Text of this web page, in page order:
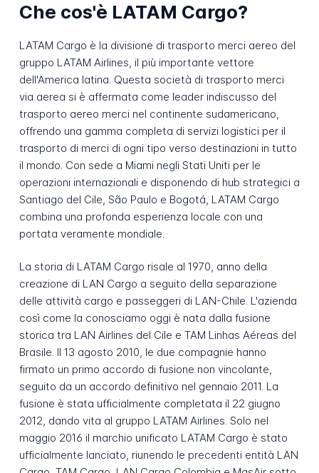
Che cos'è LATAM Cargo?
LATAM Cargo è la divisione di trasporto merci aereo del
gruppo LATAM Airlines, il più importante vettore
dell'America latina. Questa società di trasporto merci
via aerea si è affermata come leader indiscusso del
trasporto aereo merci nel continente sudamericano,
offrendo una gamma completa di servizi logistici per il
trasporto di merci di ogni tipo verso destinazioni in tutto
il mondo. Con sede a Miami negli Stati Uniti per le
operazioni internazionali e disponendo di hub strategici a
Santiago del Cile, São Paulo e Bogotá, LATAM Cargo
combina una profonda esperienza locale con una
portata veramente mondiale.
La storia di LATAM Cargo risale al 1970, anno della
creazione di LAN Cargo a seguito della separazione
delle attività cargo e passeggeri di LAN-Chile. L'azienda
così come la conosciamo oggi è nata dalla fusione
storica tra LAN Airlines del Cile e TAM Linhas Aéreas del
Brasile. Il 13 agosto 2010, le due compagnie hanno
firmato un primo accordo di fusione non vincolante,
seguito da un accordo definitivo nel gennaio 2011. La
fusione è stata ufficialmente completata il 22 giugno
2012, dando vita al gruppo LATAM Airlines. Solo nel
maggio 2016 il marchio unificato LATAM Cargo è stato
ufficialmente lanciato, riunendo le precedenti entità LAN